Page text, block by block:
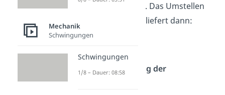
gemessen werden. Das Umstellen
liefert dann:
Fallbeschleunigung der
Mechanik
Schwingungen
Schwingungen
1/8 – Dauer: 08:58